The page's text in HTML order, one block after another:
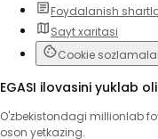
Foydalanish
Sayt xaritasi
Cookie
EGASI ilovasini yuklab
O'zbekistondagi millionlab
oson yetkazing.